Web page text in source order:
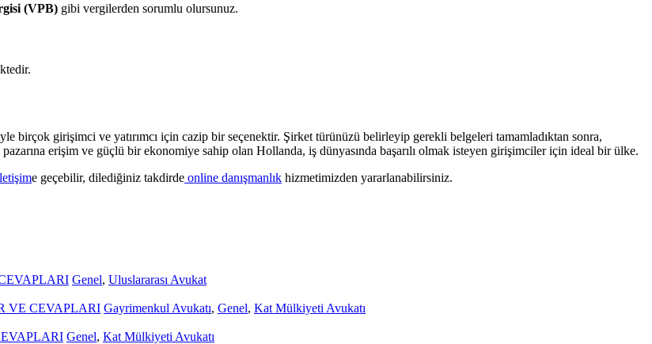
(VPB) gibi vergilerden sorumlu olursunuz.
birçok girişimci ve yatırımcı için cazip bir seçenektir. Şirket türünüzü belirleyip gerekli belgeleri tamamladıktan sonra,
erişim ve güçlü bir ekonomiye sahip olan Hollanda, iş dünyasında başarılı olmak isteyen girişimciler için ideal bir ülke.
e geçebilir, dilediğiniz takdirde online danışmanlık hizmetimizden yararlanabilirsiniz.
Genel, Uluslararası Avukat
VE CEVAPLARI Gayrimenkul Avukatı, Genel, Kat Mülkiyeti Avukatı
Genel, Kat Mülkiyeti Avukatı